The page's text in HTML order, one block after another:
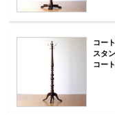
コー
スタ
コー